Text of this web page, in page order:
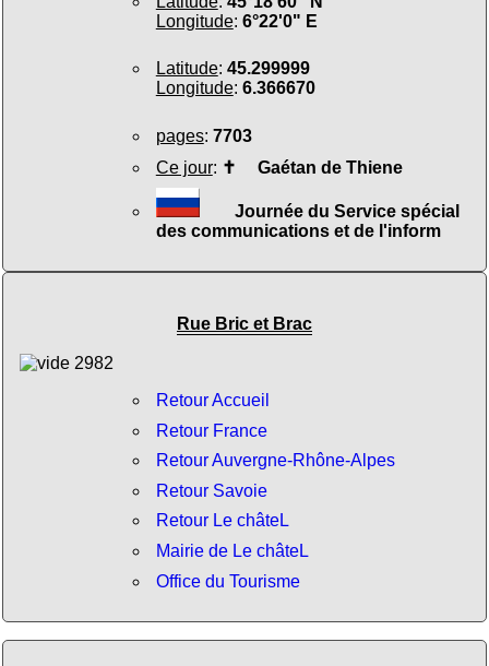
Longitude: 6°22'0" E
Latitude: 45.299999
Longitude: 6.366670
pages: 7703
Ce jour: ✝ Gaétan de Thiene
Journée du Service spécial
des communications et de l'inform
Rue Bric et Brac
Retour Accueil
Retour France
Retour Auvergne-Rhône-Alpes
Retour Savoie
Retour Le châteL
Mairie de Le châteL
Office du Tourisme